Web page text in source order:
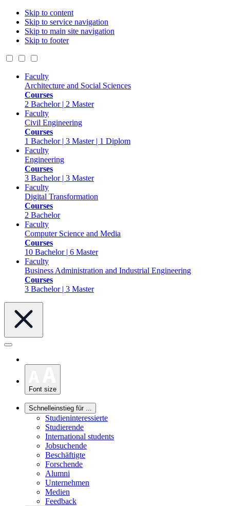
Skip to content
Skip to service navigation
Skip to main site navigation
Skip to footer
Faculty
Architecture and Social Sciences
Courses
2 Bachelor | 2 Master
Faculty
Civil Engineering
Courses
1 Bachelor | 3 Master | 1 Diplom
Faculty
Engineering
Courses
3 Bachelor | 3 Master
Faculty
Digital Transformation
Courses
2 Bachelor
Faculty
Computer Science and Media
Courses
10 Bachelor | 6 Master
Faculty
Business Administration and Industrial Engineering
Courses
3 Bachelor | 3 Master
Font size
Schnelleinstieg für ...
Studieninteressierte
Studierende
International students
Jobsuchende
Beschäftigte
Forschende
Alumni
Unternehmen
Medien
Feedback